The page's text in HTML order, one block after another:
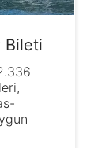
Bileti